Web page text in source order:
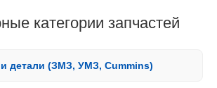
категории запчастей
детали (ЗМЗ, УМЗ, Cummins)